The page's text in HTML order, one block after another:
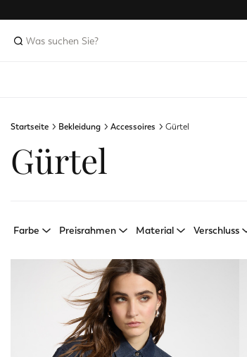
Startseite Bekleidung Accessoires Gürtel
Gürtel
Farbe Preisrahmen Material Verschluss